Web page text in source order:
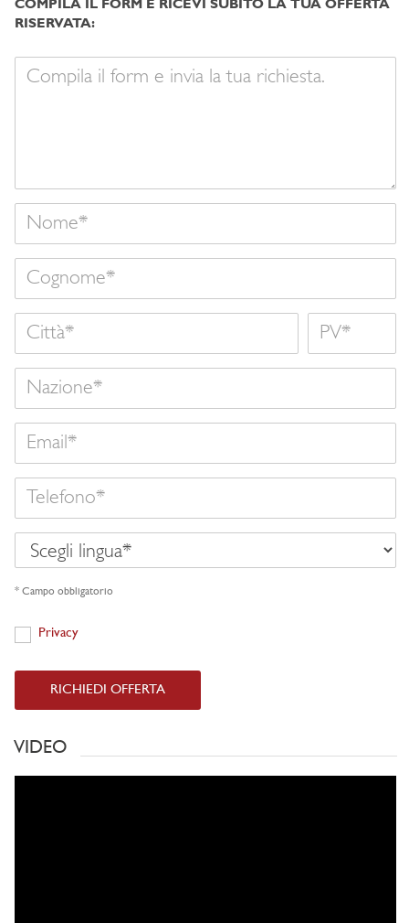
COMPILA IL FORM E RICEVI SUBITO LA TUA OFFERTA
RISERVATA:
tuo
Nome
Cognome
Città Nome
Nazione
Email
Telefono
Scegli
lingua
* Campo obbligatorio
Privacy
Privacy
RICHIEDI OFFERTA
VIDEO